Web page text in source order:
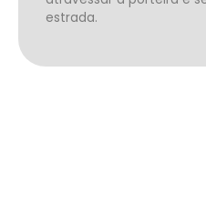
estrada.